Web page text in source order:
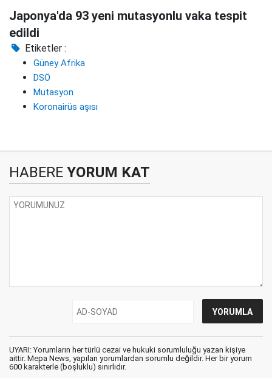
Japonya'da 93 yeni mutasyonlu vaka tespit
edildi
Etiketler :
Güney Afrika
DSÖ
Mutasyon
Koronairüs aşısı
HABERE YORUM KAT
UYARI: Yorumların her türlü cezai ve hukuki sorumluluğu yazan kişiye
aittir. Mepa News, yapılan yorumlardan sorumlu değildir. Her bir yorum
600 karakterle (boşluklu) sınırlıdır.